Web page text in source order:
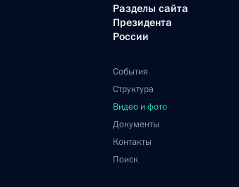
Разделы сайта
Президента
России
События
Структура
Видео и фото
Документы
Контакты
Поиск